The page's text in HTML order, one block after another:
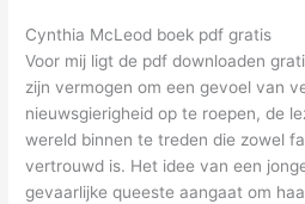
Cynthia McLeod boek pdf gratis
Voor mij ligt de pdf downloaden
zijn vermogen om een gevoel van
nieuwsgierigheid op te roepen, de
wereld binnen te treden die zowel
vertrouwd is. Het idee van een
gevaarlijke queeste aangaat om